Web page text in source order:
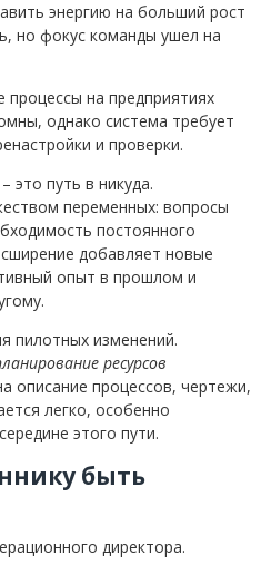
энергию на больший рост
но фокус команды ушел на
на предприятиях
однако система требует
и проверки.
это путь в никуда.
переменных: вопросы
постоянного
добавляет новые
опыт в прошлом и
пилотных изменений.
ресурсов
описание процессов, чертежи,
легко, особенно
этого пути.
быть
директора.